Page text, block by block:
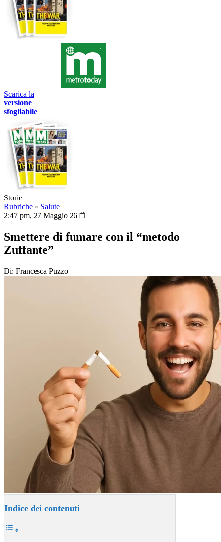
Scarica la
versione
sfogliabile
Storie
Rubriche » Salute
2:47 pm, 27 Maggio 26
Smettere di fumare con il “metodo
Zuffante”
Di: Francesca Puzzo
Indice dei contenuti